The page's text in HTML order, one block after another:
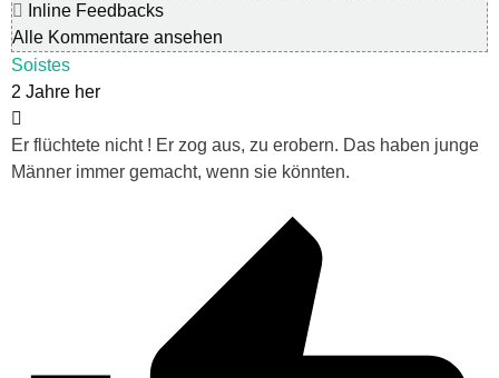
Inline Feedbacks
Alle Kommentare ansehen
Soistes
2 Jahre her
Er flüchtete nicht ! Er zog aus, zu erobern. Das haben junge
Männer immer gemacht, wenn sie könnten.